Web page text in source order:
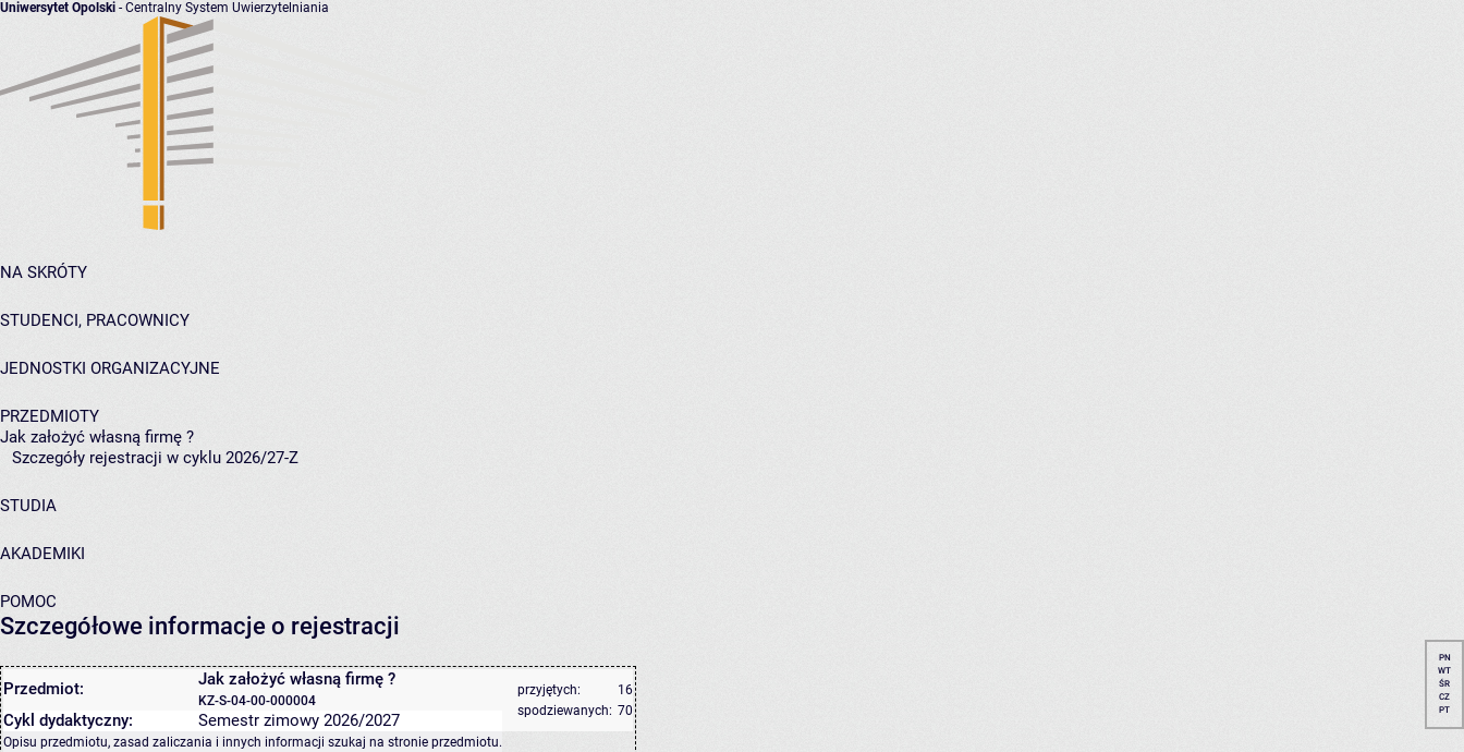
Uniwersytet Opolski - Centralny System Uwierzytelniania
NA SKRÓTY
STUDENCI, PRACOWNICY
JEDNOSTKI ORGANIZACYJNE
PRZEDMIOTY
Jak założyć własną firmę ?
Szczegóły rejestracji w cyklu 2026/27-Z
STUDIA
AKADEMIKI
POMOC
Szczegółowe informacje o rejestracji
Przedmiot: Jak założyć własną firmę ?
KZ-S-04-00-000004
przyjętych:
16
spodziewanych: 70
Cykl dydaktyczny: Semestr zimowy 2026/2027
Opisu przedmiotu, zasad zaliczania i innych informacji szukaj na stronie przedmiotu.
PN
WT
ŚR
CZ
PT